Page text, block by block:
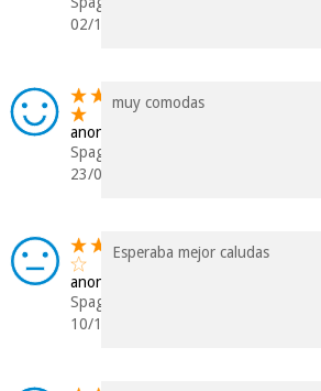
02/12/2020
anonimo
Spagna
23/03/2020
muy comodas
anonimo
Spagna
10/12/2019
Esperaba mejor caludas